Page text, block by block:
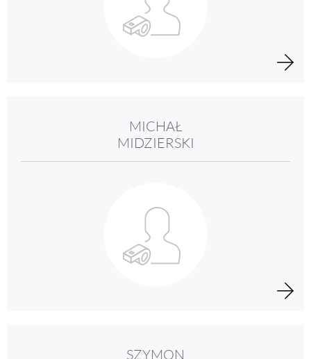
MICHAŁ
MIDZIERSKI
SZYMON